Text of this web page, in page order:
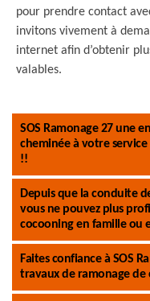
pour prendre contact
invitons vivement à
internet afin d’obtenir
valables.
SOS Ramonage 27 une
cheminée à votre
!!
Depuis que la conduite
vous ne pouvez plus
cocooning en famille ou
Faites confiance à SOS
travaux de ramonage de